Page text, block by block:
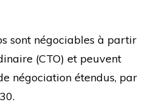
sont négociables à partir
(CTO) et peuvent
négociation étendus, par